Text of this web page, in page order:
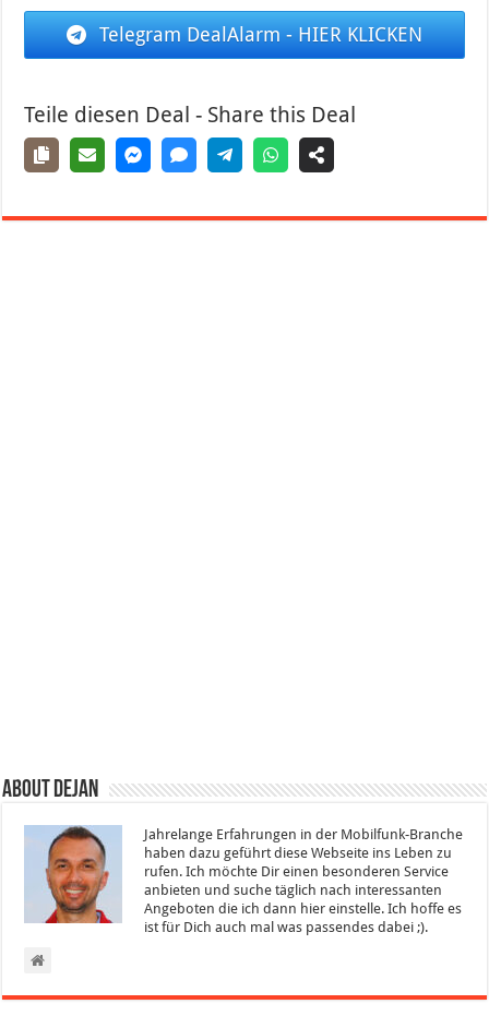
Telegram DealAlarm - HIER KLICKEN
Teile diesen Deal - Share this Deal
About Dejan
Jahrelange Erfahrungen in der Mobilfunk-Branche
haben dazu geführt diese Webseite ins Leben zu
rufen. Ich möchte Dir einen besonderen Service
anbieten und suche täglich nach interessanten
Angeboten die ich dann hier einstelle. Ich hoffe es
ist für Dich auch mal was passendes dabei ;).